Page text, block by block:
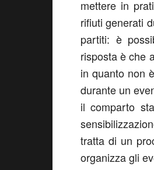
mettere in
rifiuti generati
partiti: è
risposta è che
in quanto non
durante un
il comparto
tratta di un
organizza gli